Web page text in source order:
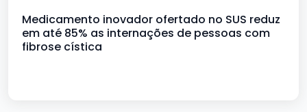
Medicamento inovador ofertado no SUS reduz
em até 85% as internações de pessoas com
fibrose cística